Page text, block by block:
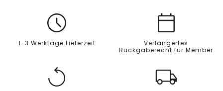
1-3 Werktage Lieferzeit
Verlängertes
Rückgaberecht für Member